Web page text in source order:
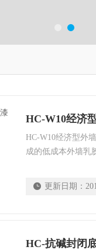
HC-W10经济
HC-W10经济型外
成的低成本外墙乳
更新日期：
HC-抗碱封闭